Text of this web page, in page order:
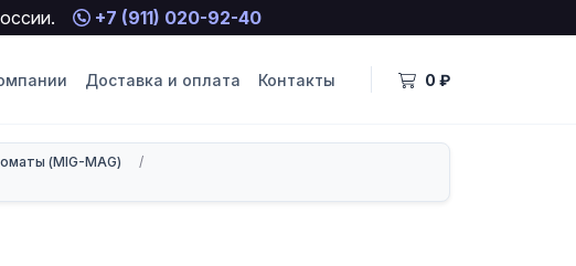
+7 (911) 020-92-40
Доставка и оплата Контакты 0 ₽
(MIG-MAG)
/